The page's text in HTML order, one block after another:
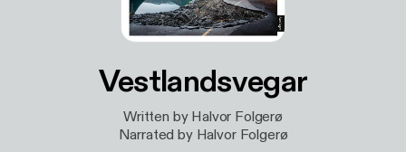
Vestlandsvegar
Written by Halvor Folgerø
Narrated by Halvor Folgerø